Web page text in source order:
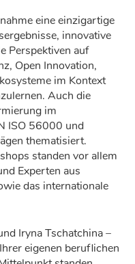
eine einzigartige
innovative
Perspektiven auf
Open Innovation,
im Kontext
Auch die
im
ISO 56000 und
thematisiert.
standen vor allem
Experten aus
das internationale
Iryna Tschatchina –
eigenen beruflichen